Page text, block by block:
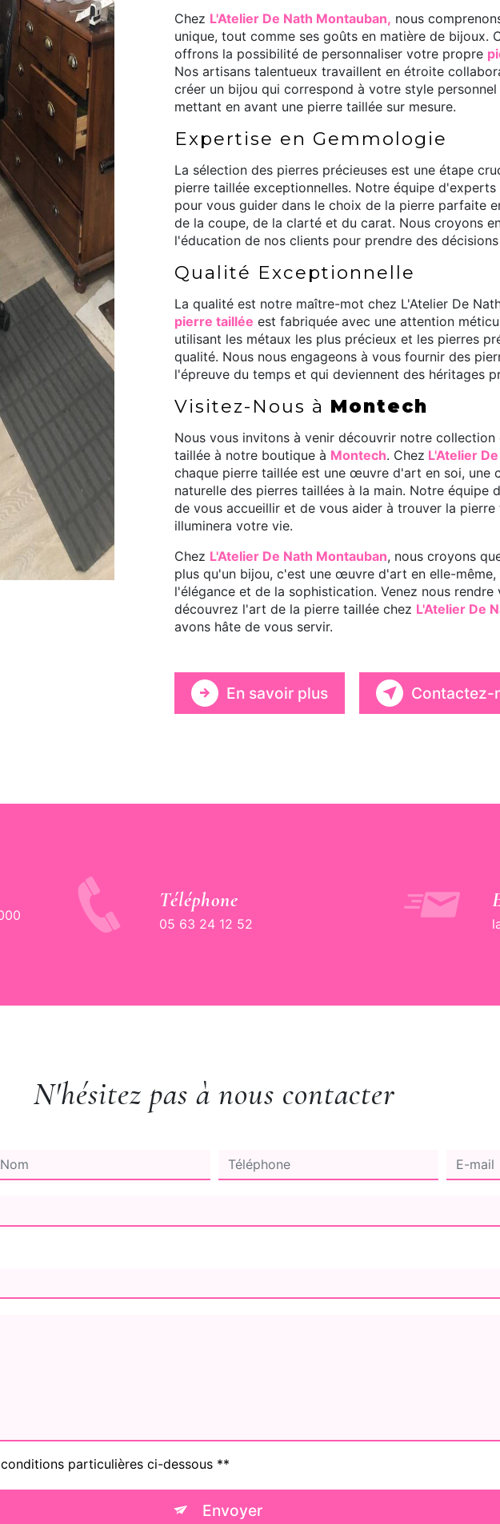
Chez L'Atelier De Nath Montauban, nous
unique, tout comme ses goûts en matière de bijoux.
offrons la possibilité de personnaliser votre propre
Nos artisans talentueux travaillent en étroite
créer un bijou qui correspond à votre style
mettant en avant une pierre taillée sur mesure.
Expertise en Gemmologie
La sélection des pierres précieuses est une étape
pierre taillée exceptionnelles. Notre équipe
pour vous guider dans le choix de la pierre parfaite
de la coupe, de la clarté et du carat. Nous croyons
l'éducation de nos clients pour prendre des
Qualité Exceptionnelle
La qualité est notre maître-mot chez L'Atelier De
pierre taillée est fabriquée avec une attention
utilisant les métaux les plus précieux et les pierres
qualité. Nous nous engageons à vous fournir des
l'épreuve du temps et qui deviennent des héritages
Visitez-Nous à Montech
Nous vous invitons à venir découvrir notre
taillée à notre boutique à Montech. Chez L'Atelier
chaque pierre taillée est une œuvre d'art en soi, une
naturelle des pierres taillées à la main. Notre équipe
de vous accueillir et de vous aider à trouver la
illuminera votre vie.
Chez L'Atelier De Nath Montauban, nous croyons
plus qu'un bijou, c'est une œuvre d'art en elle-même,
l'élégance et de la sophistication. Venez nous rendre
découvrez l'art de la pierre taillée chez L'Atelier De
avons hâte de vous servir.
En savoir plus Contactez-
Téléphone
05 63 24 12 52
N'hésitez pas à nous contacter
particulières ci-dessous **
Envoyer